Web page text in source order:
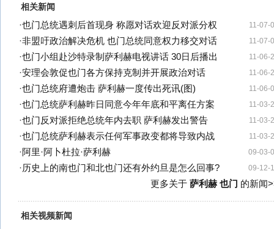
相关新闻
11-07-
·也门总统遇刺后首现身 称愿对话欢迎反对派分权
11-07-
·非盟吁政治解决危机 也门总统同意权力移交对话
11-06-
·也门小组赴沙特录制萨利赫电视讲话 30日后播出
11-06-
·安理会敦促也门各方保持克制并开展政治对话
11-06-
·也门总统府遭炮击 萨利赫一度传出死讯(图)
11-03-
·也门总统萨利赫昨日同意今年年底和平离任方案
11-03-
·也门反对派拒绝总统年内去职 萨利赫发出警告
11-03-
·也门总统萨利赫表示任何军事政变都将导致内战
09-03-
·阿里·阿卜杜拉·萨利赫
09-12-
·历史上的南也门和北也门还有外约旦是怎么回事?
更多关于 萨利赫 也门 的新闻
相关视频新闻